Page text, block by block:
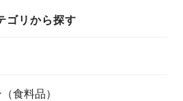
ゴリから探す
食料品）